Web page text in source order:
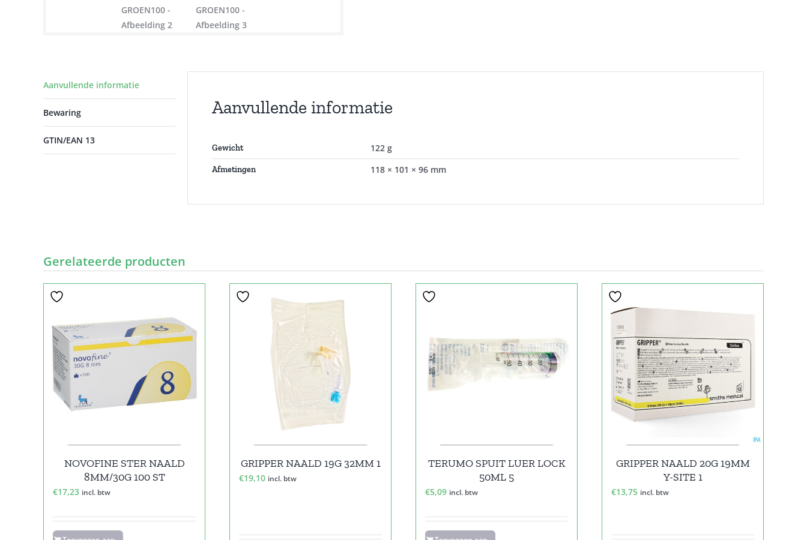
Aanvullende informatie
Bewaring
GTIN/EAN 13
Aanvullende informatie
Gewicht 122 g
Afmetingen 118 × 101 × 96 mm
Gerelateerde producten
NOVOFINE STER NAALD
8MM/30G 100 ST
€17,23 incl. btw
GRIPPER NAALD 19G 32MM 1
€19,10 incl. btw
TERUMO SPUIT LUER LOCK
50ML 5
€5,09 incl. btw
GRIPPER NAALD 20G 19MM
Y-SITE 1
€13,75 incl. btw